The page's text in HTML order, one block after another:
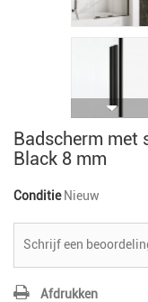
Badscherm met
Black 8 mm
Conditie Nieuw
Schrijf een
Afdrukken